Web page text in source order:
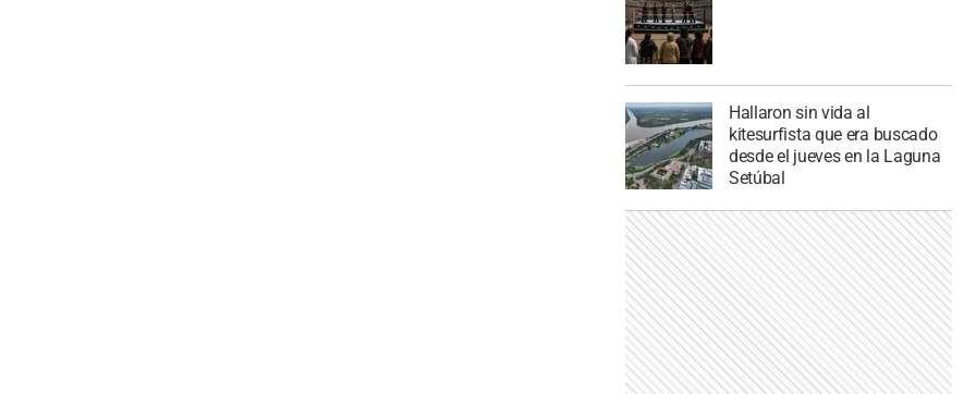
Hallaron sin vida al
kitesurfista que era buscado
desde el jueves en la Laguna
Setúbal